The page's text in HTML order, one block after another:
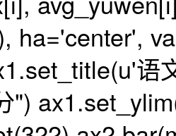
ha='center',
语
")